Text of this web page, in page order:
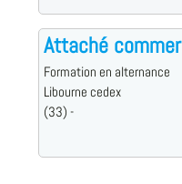
Attaché
Formation en alternance
Libourne cedex
(33) -